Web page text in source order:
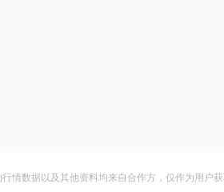
情数据以及其他资料均来自合作方，仅作为用户